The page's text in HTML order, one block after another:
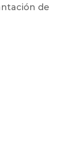
de